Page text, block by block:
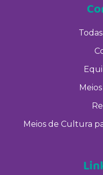
Meios de Cultura